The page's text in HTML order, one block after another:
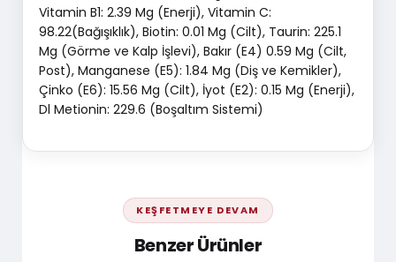
Vitamin B1: 2.39 Mg (Enerji), Vitamin C:
98.22(Bağışıklık), Biotin: 0.01 Mg (Cilt), Taurin: 225.1
Mg (Görme ve Kalp İşlevi), Bakır (E4) 0.59 Mg (Cilt,
Post), Manganese (E5): 1.84 Mg (Diş ve Kemikler),
Çinko (E6): 15.56 Mg (Cilt), İyot (E2): 0.15 Mg (Enerji),
Dl Metionin: 229.6 (Boşaltım Sistemi)
KEŞFETMEYE DEVAM
Benzer Ürünler